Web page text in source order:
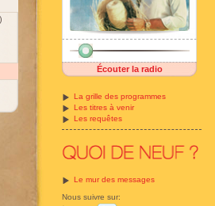
Écouter la radio
La grille des programmes
Les titres à venir
Les requêtes
Le mur des messages
Nous suivre sur: